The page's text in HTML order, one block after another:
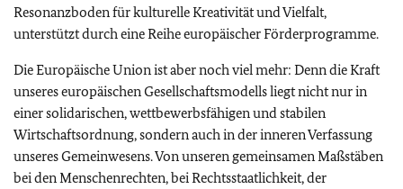
Resonanzboden für kulturelle Kreativität und Vielfalt,
unterstützt durch eine Reihe europäischer Förderprogramme.
Die Europäische Union ist aber noch viel mehr: Denn die Kraft
unseres europäischen Gesellschaftsmodells liegt nicht nur in
einer solidarischen, wettbewerbsfähigen und stabilen
Wirtschaftsordnung, sondern auch in der inneren Verfassung
unseres Gemeinwesens. Von unseren gemeinsamen Maßstäben
bei den Menschenrechten, bei Rechtsstaatlichkeit, der